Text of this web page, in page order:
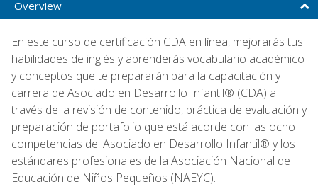
Overview
En este curso de certificación CDA en línea, mejorarás tus
habilidades de inglés y aprenderás vocabulario académico
y conceptos que te prepararán para la capacitación y
carrera de Asociado en Desarrollo Infantil® (CDA) a
través de la revisión de contenido, práctica de evaluación y
preparación de portafolio que está acorde con las ocho
competencias del Asociado en Desarrollo Infantil® y los
estándares profesionales de la Asociación Nacional de
Educación de Niños Pequeños (NAEYC).